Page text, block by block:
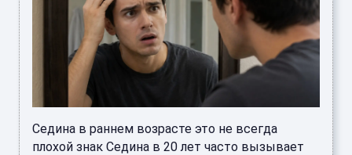
Седина в раннем возрасте это не всегда
плохой знак Седина в 20 лет часто вызывает